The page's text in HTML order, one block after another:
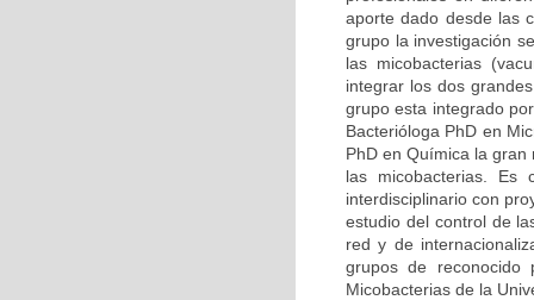
aporte dado desde las
grupo la investigación
las micobacterias
integrar los dos
grupo esta integrado
Bacterióloga PhD en
PhD en Química la
las micobacterias.
interdisciplinario con
estudio del control de
red y de
grupos de reconocido
Micobacterias de la